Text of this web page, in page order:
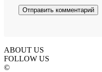
ABOUT US
FOLLOW US
©